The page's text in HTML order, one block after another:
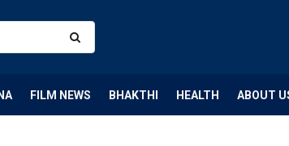
FILM NEWS BHAKTHI HEALTH ABOUT